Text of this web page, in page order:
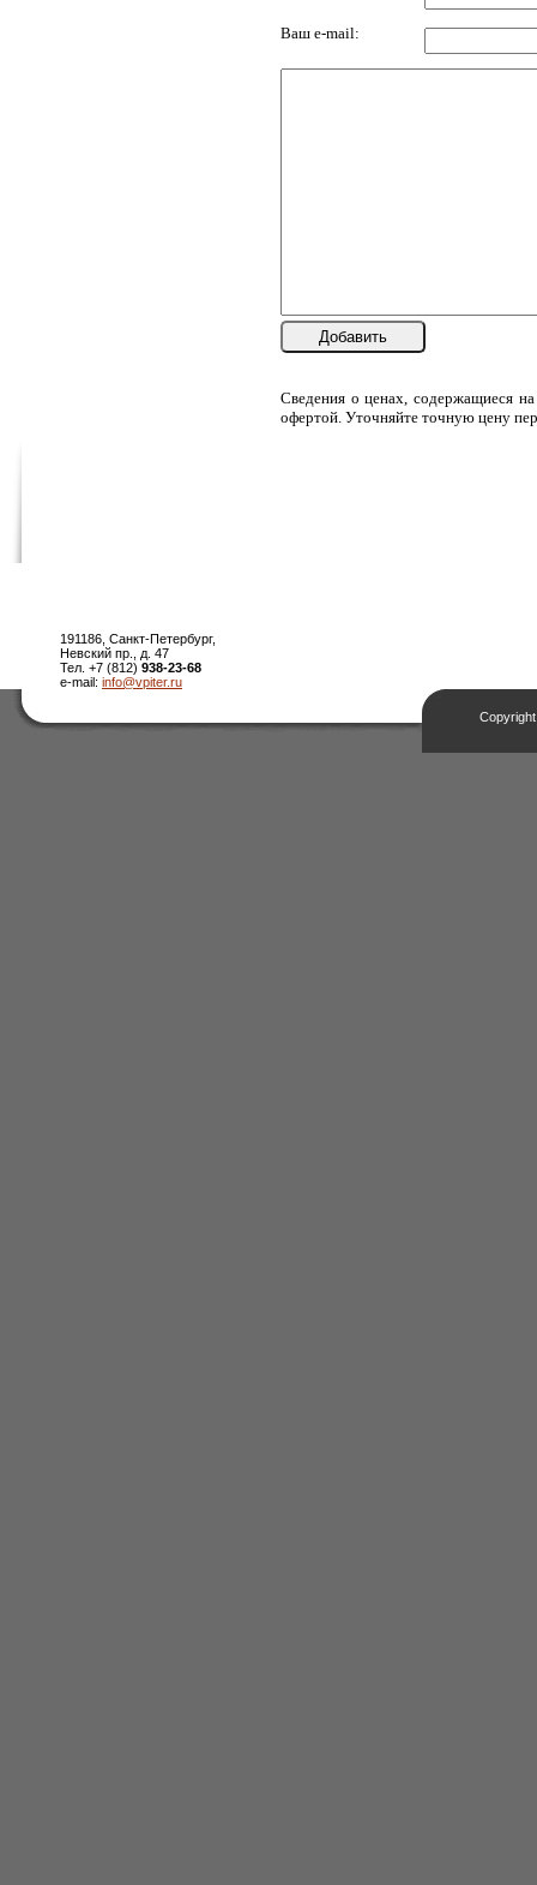
Ваш e-mail:
Добавить
Сведения о ценах, содержащиеся
офертой. Уточняйте точную цену
191186, Санкт-Петербург,
Невский пр., д. 47
Тел. +7 (812) 938-23-68
e-mail: info@vpiter.ru